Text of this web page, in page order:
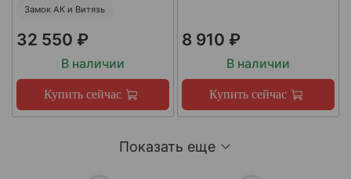
Замок АК и Витязь
32 550 ₽
В наличии
Купить сейчас
8 910 ₽
В наличии
Купить сейчас
Показать еще